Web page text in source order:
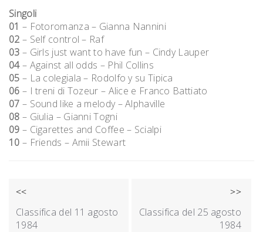
Singoli
01 – Fotoromanza – Gianna Nannini
02 – Self control – Raf
03 – Girls just want to have fun – Cindy Lauper
04– Against all odds – Phil Collins
05 – La colegiala – Rodolfo y su Tipica
06 – I treni di Tozeur – Alice e Franco Battiato
07 – Sound like a melody – Alphaville
08 – Giulia – Gianni Togni
09 – Cigarettes and Coffee – Scialpi
10 – Friends – Amii Stewart
NAVIGAZIONE
ARTICOLI
<<
Classifica del 11 agosto
1984
>>
Classifica del 25 agosto
1984